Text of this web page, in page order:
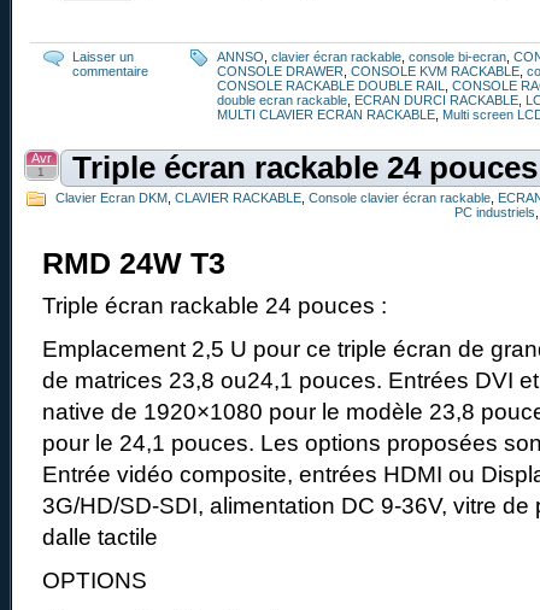
Laisser un
commentaire
ANNSO clavier écran rackable console bi-ecran
CONSOLE DRAWER CONSOLE KVM RACKABLE
CONSOLE RACKABLE DOUBLE RAIL
CONSOLE
double ecran rackable
ECRAN DURCI RACKABLE
MULTI CLAVIER ECRAN RACKABLE Multi screen
Triple écran rackable 24 pouces
Avr
1
Clavier Ecran DKM CLAVIER RACKABLE Console clavier écran rackable
PC industriels
RMD 24W T3
Triple écran rackable 24 pouces :
Emplacement 2,5 U pour ce triple écran de
de matrices 23,8 ou24,1 pouces. Entrées DVI
native de 1920×1080 pour le modèle 23,8
pour le 24,1 pouces. Les options proposées
Entrée vidéo composite, entrées HDMI ou
3G/HD/SD-SDI, alimentation DC 9-36V, vitre de
dalle tactile
OPTIONS